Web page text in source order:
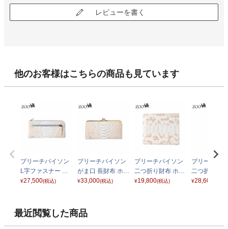
レビューを書く
他のお客様はこちらの商品も見ています
ブリーチパイソン
L字ファスナー 長
財布 ホワイト
¥27,500(税込)
ブリーチパイソン
がま口 長財布 ホワ
イト
¥33,000(税込)
ブリーチパイソン
二つ折り財布 ホワ
イト
¥19,800(税込)
ブリーチパ
二つ折り ミ
ムウォレッ
¥28,600
最近閲覧した商品